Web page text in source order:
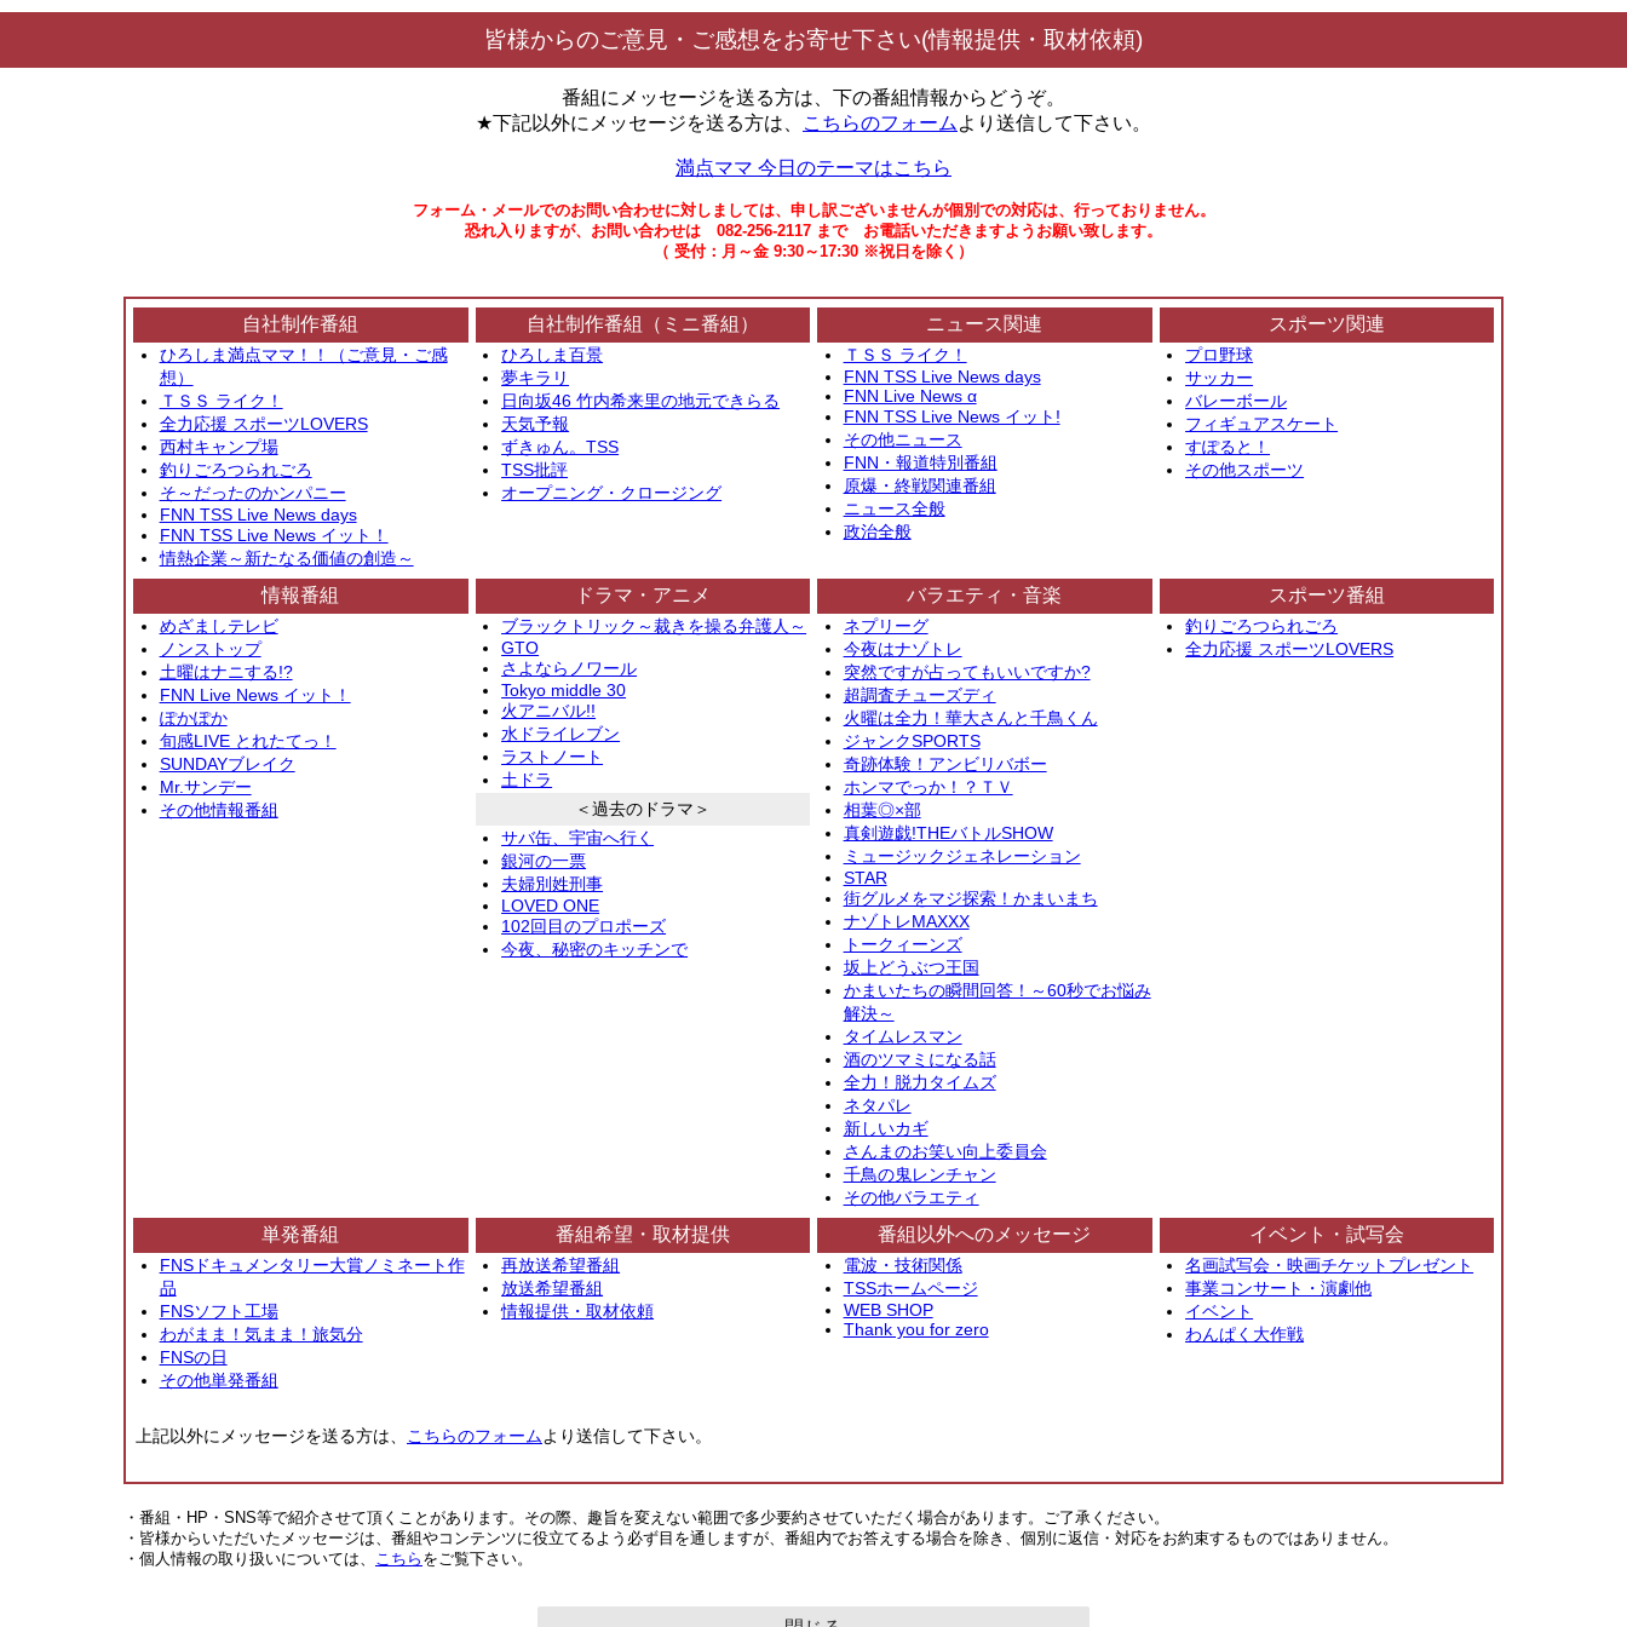
皆様からのご意見・ご感想をお寄せ下さい(情報提供・取材依頼)
番組にメッセージを送る方は、下の番組情報からどうぞ。
★下記以外にメッセージを送る方は、
こちらのフォーム より送信して下さい。
満点ママ 今日のテーマはこちら
フォーム・メールでのお問い合わせに対しましては、申し訳ございませんが個別での対応は、行っておりません。
恐れ入りますが、お問い合わせは 082-256-2117 まで お電話いただきますようお願い致します。
（ 受付：月～金 9:30～17:30 ※祝日を除く）
自社制作番組
ひろしま満点ママ！！（ご意見・ご感
想）
ＴＳＳ ライク！
全力応援 スポーツLOVERS
西村キャンプ場
釣りごろつられごろ
そ～だったのかンパニー
FNN TSS Live News days
FNN TSS Live News イット！
情熱企業～新たなる価値の創造～
自社制作番組（ミニ番組）
ひろしま百景
夢キラリ
日向坂46 竹内希来里の地元できらる
天気予報
ずきゅん。TSS
TSS批評
オープニング・クロージング
ニュース関連
ＴＳＳ ライク！
FNN TSS Live News days
FNN Live News α
FNN TSS Live News イット!
その他ニュース
FNN・報道特別番組
原爆・終戦関連番組
ニュース全般
政治全般
スポーツ関連
プロ野球
サッカー
バレーボール
フィギュアスケート
すぽると！
その他スポーツ
情報番組
めざましテレビ
ノンストップ
土曜はナニする!?
FNN Live News イット！
ぽかぽか
旬感LIVE とれたてっ！
SUNDAYブレイク
Mr.サンデー
その他情報番組
ドラマ・アニメ
ブラックトリック～裁きを操る弁護人～
GTO
さよならノワール
Tokyo middle 30
火アニバル!!
水ドライレブン
ラストノート
土ドラ
＜過去のドラマ＞
サバ缶、宇宙へ行く
銀河の一票
夫婦別姓刑事
LOVED ONE
102回目のプロポーズ
今夜、秘密のキッチンで
バラエティ・音楽
ネプリーグ
今夜はナゾトレ
突然ですが占ってもいいですか?
超調査チューズディ
火曜は全力！華大さんと千鳥くん
ジャンクSPORTS
奇跡体験！アンビリバボー
ホンマでっか！？ＴＶ
相葉◎×部
真剣遊戯!THEバトルSHOW
ミュージックジェネレーション
STAR
街グルメをマジ探索！かまいまち
ナゾトレMAXXX
トークィーンズ
坂上どうぶつ王国
かまいたちの瞬間回答！～60秒でお悩み
解決～
タイムレスマン
酒のツマミになる話
全力！脱力タイムズ
ネタパレ
新しいカギ
さんまのお笑い向上委員会
千鳥の鬼レンチャン
その他バラエティ
スポーツ番組
釣りごろつられごろ
全力応援 スポーツLOVERS
単発番組
FNSドキュメンタリー大賞ノミネート作
品
FNSソフト工場
わがまま！気まま！旅気分
FNSの日
その他単発番組
番組希望・取材提供
再放送希望番組
放送希望番組
情報提供・取材依頼
番組以外へのメッセージ
電波・技術関係
TSSホームページ
WEB SHOP
Thank you for zero
イベント・試写会
名画試写会・映画チケットプレゼント
事業コンサート・演劇他
イベント
わんぱく大作戦
上記以外にメッセージを送る方は、 こちらのフォームより送信して下さい。
・番組・HP・SNS等で紹介させて頂くことがあります。その際、趣旨を変えない範囲で多少要約させていただく場合があります。ご了承ください。
・皆様からいただいたメッセージは、番組やコンテンツに役立てるよう必ず目を通しますが、番組内でお答えする場合を除き、個別に返信・対応をお約束するものではありません。
・個人情報の取り扱いについては、
こちら をご覧下さい。